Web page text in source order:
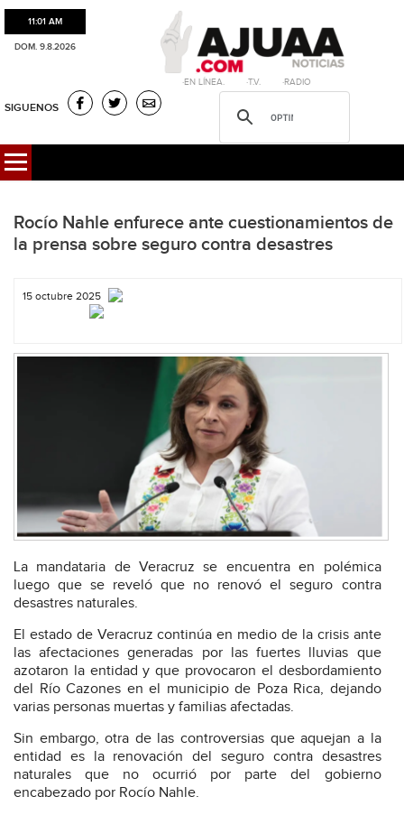
11:01 AM
DOM. 9.8.2026
·EN LÍNEA. ·T.V. ·RADIO
SIGUENOS
Rocío Nahle enfurece ante cuestionamientos de
la prensa sobre seguro contra desastres
15 octubre 2025
La mandataria de Veracruz se encuentra en polémica
luego que se reveló que no renovó el seguro contra
desastres naturales.
El estado de Veracruz continúa en medio de la crisis ante
las afectaciones generadas por las fuertes lluvias que
azotaron la entidad y que provocaron el desbordamiento
del Río Cazones en el municipio de Poza Rica, dejando
varias personas muertas y familias afectadas.
Sin embargo, otra de las controversias que aquejan a la
entidad es la renovación del seguro contra desastres
naturales que no ocurrió por parte del gobierno
encabezado por Rocío Nahle.